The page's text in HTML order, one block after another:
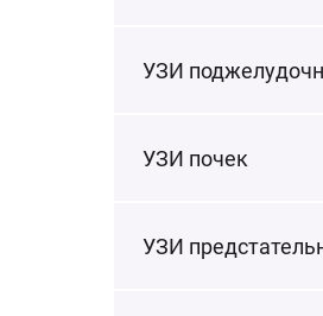
УЗИ
УЗИ почек
УЗИ